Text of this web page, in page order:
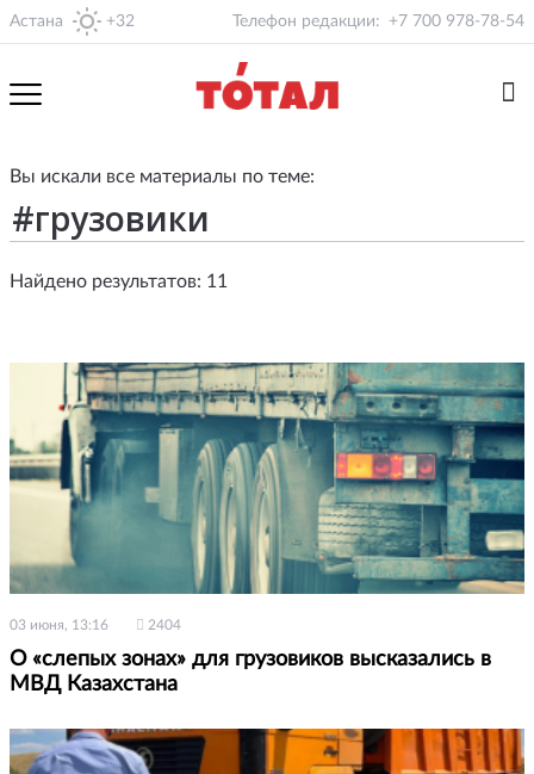
Астана +32 Телефон редакции: +7 700 978-78-54
Вы искали все материалы по теме:
Найдено результатов: 11
03 июня, 13:16 2404
О «слепых зонах» для грузовиков высказались в
МВД Казахстана